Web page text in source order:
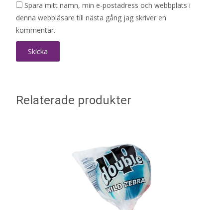
Spara mitt namn, min e-postadress och webbplats i
denna webbläsare till nästa gång jag skriver en
kommentar.
Relaterade produkter